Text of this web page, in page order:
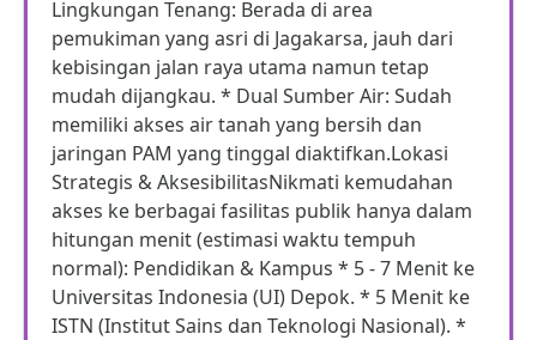
Lingkungan Tenang: Berada di area
pemukiman yang asri di Jagakarsa, jauh dari
kebisingan jalan raya utama namun tetap
mudah dijangkau. * Dual Sumber Air: Sudah
memiliki akses air tanah yang bersih dan
jaringan PAM yang tinggal diaktifkan.Lokasi
Strategis & AksesibilitasNikmati kemudahan
akses ke berbagai fasilitas publik hanya dalam
hitungan menit (estimasi waktu tempuh
normal): Pendidikan & Kampus * 5 - 7 Menit ke
Universitas Indonesia (UI) Depok. * 5 Menit ke
ISTN (Institut Sains dan Teknologi Nasional). *